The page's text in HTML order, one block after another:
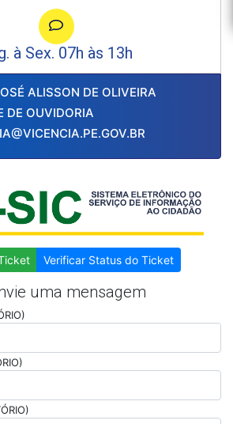
à Sex. 07h às 13h
ALISSON DE OLIVEIRA
DE OUVIDORIA
Verificar Status do Ticket
uma mensagem